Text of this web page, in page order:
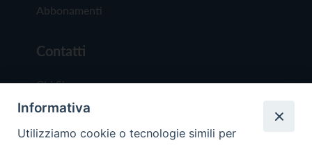
Abbonamenti
Contatti
Chi Siamo
Redazione
Scrivici
Informativa
Utilizziamo cookie o tecnologie simili per